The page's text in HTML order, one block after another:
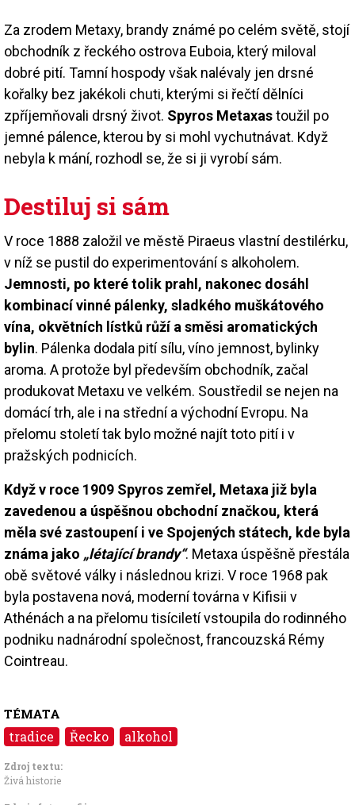
Za zrodem Metaxy, brandy známé po celém světě, stojí
obchodník z řeckého ostrova Euboia, který miloval
dobré pití. Tamní hospody však nalévaly jen drsné
kořalky bez jakékoli chuti, kterými si řečtí dělníci
zpříjemňovali drsný život. Spyros Metaxastoužil po
jemné pálence, kterou by si mohl vychutnávat. Když
nebyla k mání, rozhodl se, že si ji vyrobí sám.
Destiluj si sám
V roce 1888 založil ve městě Piraeus vlastní destilérku,
v níž se pustil do experimentování s alkoholem.
Jemnosti, po které tolik prahl, nakonec dosáhl
kombinací vinné pálenky, sladkého muškátového
vína, okvětních lístků růží a směsi aromatických
bylin. Pálenka dodala pití sílu, víno jemnost, bylinky
aroma. A protože byl především obchodník, začal
produkovat Metaxu ve velkém. Soustředil se nejen na
domácí trh, ale i na střední a východní Evropu. Na
přelomu století tak bylo možné najít toto pití i v
pražských podnicích.
Když v roce 1909 Spyros zemřel, Metaxa již byla
zavedenou a úspěšnou obchodní značkou, která
měla své zastoupení i ve Spojených státech, kde byla
známa jako „létající brandy“. Metaxa úspěšně přestála
obě světové války i následnou krizi. V roce 1968 pak
byla postavena nová, moderní továrna v Kifisii v
Athénách a na přelomu tisíciletí vstoupila do rodinného
podniku nadnárodní společnost, francouzská Rémy
Cointreau.
TÉMATA
tradice Řecko alkohol
Zdroj textu:
Živá historie